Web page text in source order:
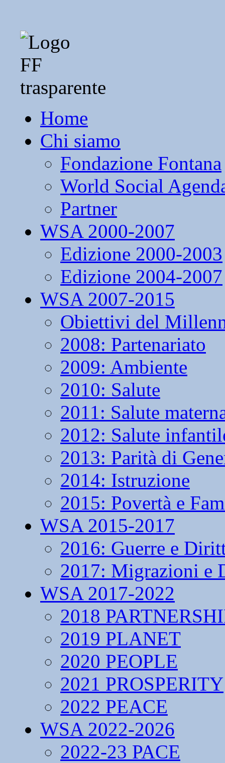
Home
Chi siamo
Fondazione Fontana
World Social
Partner
WSA 2000-2007
Edizione 2000-2003
Edizione 2004-2007
WSA 2007-2015
Obiettivi del
2008: Partenariato
2009: Ambiente
2010: Salute
2011: Salute
2012: Salute
2013: Parità di
2014: Istruzione
2015: Povertà e
WSA 2015-2017
2016: Guerre e
2017: Migrazioni e
WSA 2017-2022
2018
2019 PLANET
2020 PEOPLE
2021 PROSPERITY
2022 PEACE
WSA 2022-2026
2022-23 PACE